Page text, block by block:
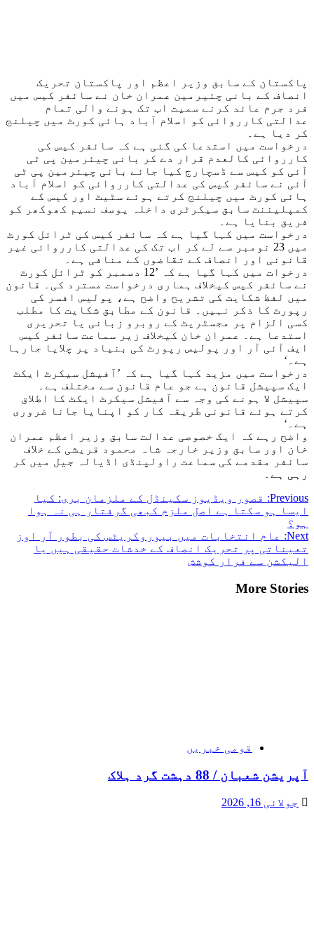
پاکستان کے سابق وزیر اعظم اور پاکستان تحریک
انصاف کے بانی چئیرمین عمران خان نے سائفر کیس میں
فرد جرم عائد کرنے سمیت اب تک ہونے والی تمام
عدالتی کارروائی کو اسلام آباد ہائی کورٹ میں چیلنج
کر دیا ہے۔
درخواست میں استدعا کی گئی ہے کہ سائفر کیس کی
کارروائی کالعدم قرار دے کر بانی چیئرمین پی ٹی
آئی کو کیس سے ڈسچارج کیا جائے بانی چیئرمین پی ٹی
آئی نے سائفر کیس کی عدالتی کارروائی کو اسلام آباد
ہائی کورٹ میں چیلنج کرتے ہوئے سٹیٹ اور کیس کے
کمپلیننٹ سابق سیکرٹری داخلہ یوسف نسیم کھوکھر کو
فریق بنایا ہے۔
درخواست میں کہا گیا ہے کہ سائفر کیس کی ٹرائل کورٹ
میں 23 نومبر سے لے کر اب تک کی عدالتی کارروائی غیر
قانونی اور انصاف کے تقاضوں کے منافی ہے۔
درخوات میں کہا گیا ہے کہ ’12 دسمبر کو ٹرائل کورٹ
نے سائفر کیس کیخلاف ہماری درخواست مسترد کی۔ قانون
میں لفظ شکایت کی تشریح واضح ہے، پولیس افسر کی
رپورٹ کا ذکر نہیں۔ قانون کے مطابق شکایت کا مطلب
کسی الزام پر مجسٹریٹ کے روبرو زبانی یا تحریری
استدعا ہے۔ عمران خان کیخلاف زیر سماعت سائفر کیس
ایف آئی آر اور پولیس رپورٹ کی بنیاد پر چلایا جارہا
ہے۔‘
درخواست میں مزید کہا گیا ہے کہ ’آفیشل سیکرٹ ایکٹ
ایک سپیشل قانون ہے جو عام قانون سے مختلف ہے۔
سپیشل لا ہونے کی وجہ سے آفیشل سیکرٹ ایکٹ کا اطلاق
کرتے ہوئے قانونی طریقہ کار کو اپنایا جانا ضروری
ہے۔‘
واضح رہے کہ ایک خصوصی عدالت سابق وزیر اعظم عمران
خان اور سابق وزیر خارجہ شاہ محمود قریشی کے خلاف
سائفر مقدمے کی سماعت راولپنڈی اڈیالہ جیل میں کر
رہی ہے۔
Post
navigation
Previous:
قصور ویڈیوز سکینڈل کے ملزمان بری: کیا
ایسا ہو سکتا ہے اصل ملزم کبھی گرفتار ہی نہ ہوا
ہو؟
Next:
عام انتخابات میں بیوروکریٹس کی بطور آر اوز
تعیناتی پر تحریک انصاف کے خدشات حقیقی ہیں یا
الیکشن سے فرار کوشش
More Stories
قومی خبریں
آپریشن شعبان / 88 دہشت گرد ہلاک
جولائی 16, 2026